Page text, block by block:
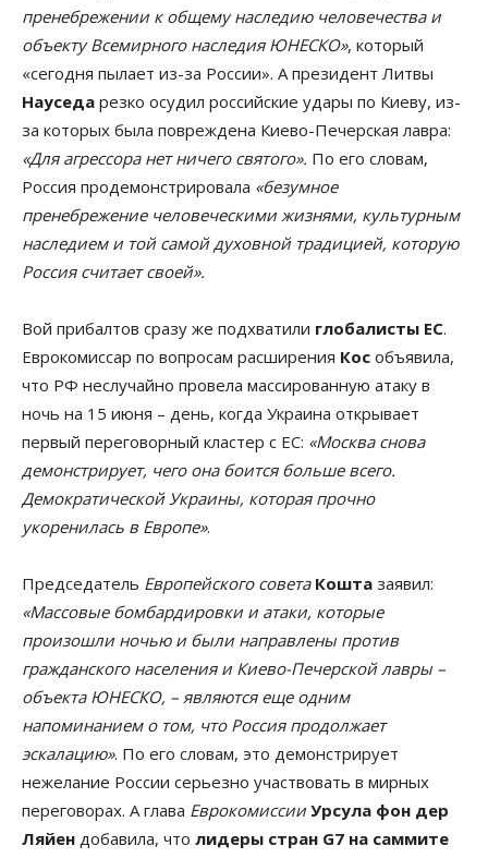
пренебрежении к общему наследию человечества и
объекту Всемирного наследия ЮНЕСКО», который
«сегодня пылает из-за России». А президент Литвы
Науседа резко осудил российские удары по Киеву, из-
за которых была повреждена Киево-Печерская лавра:
«Для агрессора нет ничего святого». По его словам,
Россия продемонстрировала «безумное
пренебрежение человеческими жизнями, культурным
наследием и той самой духовной традицией, которую
Россия считает своей».
Вой прибалтов сразу же подхватили глобалисты ЕС.
Еврокомиссар по вопросам расширения Кос объявила,
что РФ неслучайно провела массированную атаку в
ночь на 15 июня – день, когда Украина открывает
первый переговорный кластер с ЕС: «Москва снова
демонстрирует, чего она боится больше всего.
Демократической Украины, которая прочно
укоренилась в Европе».
Председатель Европейского совета Кошта заявил:
«Массовые бомбардировки и атаки, которые
произошли ночью и были направлены против
гражданского населения и Киево-Печерской лавры –
объекта ЮНЕСКО, – являются еще одним
напоминанием о том, что Россия продолжает
эскалацию». По его словам, это демонстрирует
нежелание России серьезно участвовать в мирных
переговорах. А глава ЕврокомиссииУрсула фон дер
Ляйен добавила, что лидеры стран G7 на саммите